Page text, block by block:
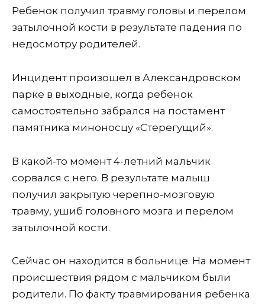
Ребенок получил травму головы и перелом
затылочной кости в результате падения по
недосмотру родителей.
Инцидент произошел в Александровском
парке в выходные, когда ребенок
самостоятельно забрался на постамент
памятника миноносцу «Стерегущий».
В какой-то момент 4-летний мальчик
сорвался с него. В результате малыш
получил закрытую черепно-мозговую
травму, ушиб головного мозга и перелом
затылочной кости.
Сейчас он находится в больнице. На момент
происшествия рядом с мальчиком были
родители. По факту травмирования ребенка